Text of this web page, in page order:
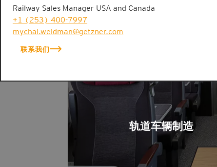
Railway Sales Manager USA and Canada
+1 (253) 400-7997
mychal.weidman@getzner.com
联系我们
轨道车辆制造